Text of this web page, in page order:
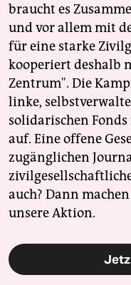
braucht es
und vor allem mit
für eine starke
kooperiert deshalb
Zentrum". Die
linke,
solidarischen
auf. Eine offene
zugänglichen
auch? Dann
unsere Aktion.